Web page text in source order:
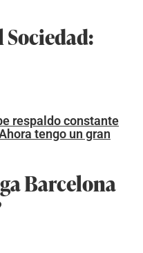
Sociedad:
respaldo constante
tengo un gran
Barcelona